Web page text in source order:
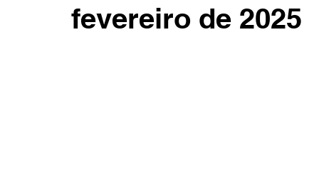
Segurança Pública
fevereiro de 2025